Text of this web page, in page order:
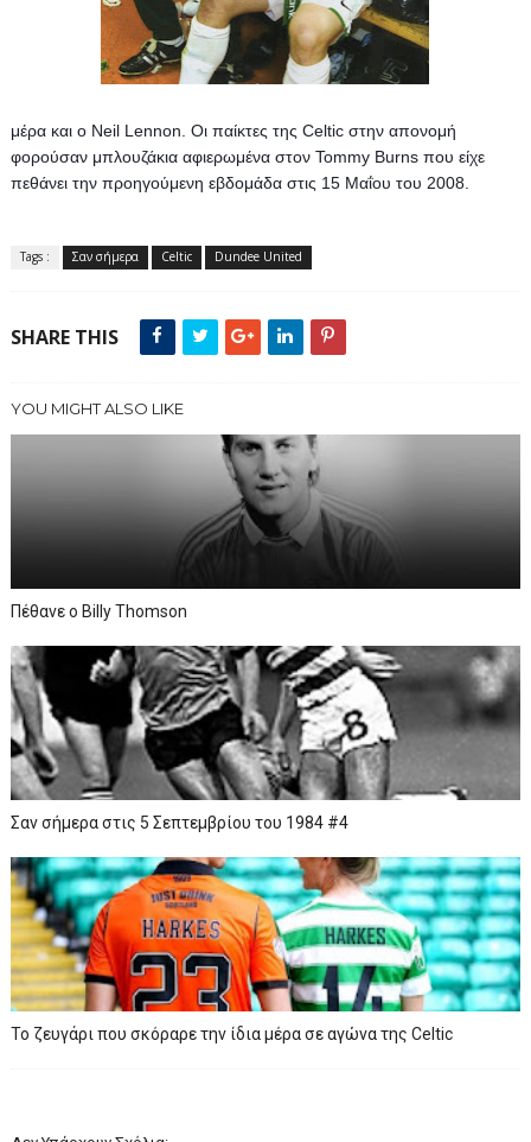
μέρα και ο Neil Lennon. Oι παίκτες της Celtic στην απονομή
φορούσαν μπλουζάκια αφιερωμένα στον Tommy Burns που είχε
πεθάνει την προηγούμενη εβδομάδα στις 15 Μαΐου του 2008.
Tags : Σαν σήμερα Celtic Dundee United
SHARE THIS
YOU MIGHT ALSO LIKE
Πέθανε ο Billy Thomson
Σαν σήμερα στις 5 Σεπτεμβρίου του 1984 #4
To ζευγάρι που σκόραρε την ίδια μέρα σε αγώνα της Celtic